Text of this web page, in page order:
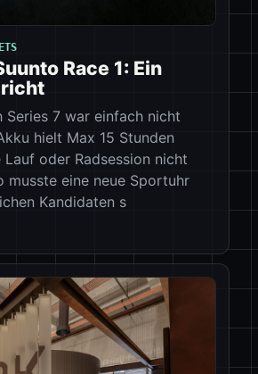
Race 1: Ein
Series 7 war einfach nicht
hielt Max 15 Stunden
oder Radsession nicht
musste eine neue Sportuhr
Kandidaten s